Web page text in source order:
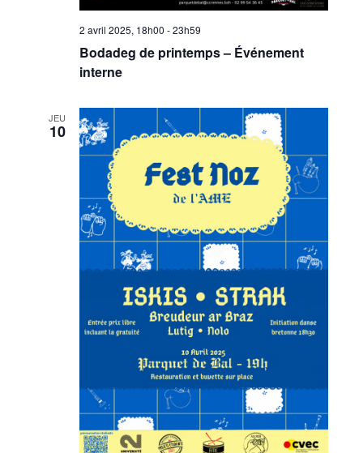
2 avril 2025, 18h00 -23h59
Bodadeg de printemps – Événement
interne
JEU
10